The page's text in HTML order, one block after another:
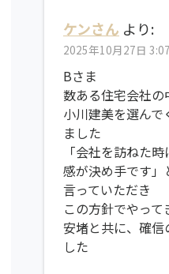
ケンさん より:
2025年10月27日
Bさま
数ある住宅会社の
小川建美を選ん
ました
「会社を訪ねた
感が決め手です」
言っていただき
この方針でやって
安堵と共に、確
した